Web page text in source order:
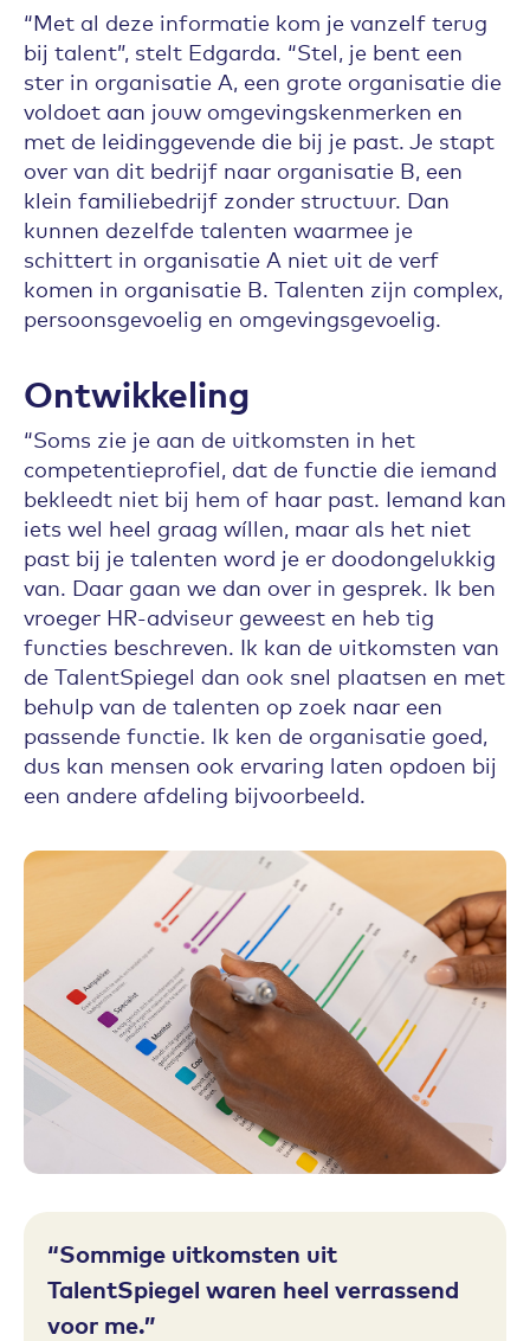
“Met al deze informatie kom je vanzelf terug
bij talent”, stelt Edgarda. “Stel, je bent een
ster in organisatie A, een grote organisatie die
voldoet aan jouw omgevingskenmerken en
met de leidinggevende die bij je past. Je stapt
over van dit bedrijf naar organisatie B, een
klein familiebedrijf zonder structuur. Dan
kunnen dezelfde talenten waarmee je
schittert in organisatie A niet uit de verf
komen in organisatie B. Talenten zijn complex,
persoonsgevoelig en omgevingsgevoelig.
Ontwikkeling
“Soms zie je aan de uitkomsten in het
competentieprofiel, dat de functie die iemand
bekleedt niet bij hem of haar past. Iemand kan
iets wel heel graag wíllen, maar als het niet
past bij je talenten word je er doodongelukkig
van. Daar gaan we dan over in gesprek. Ik ben
vroeger HR-adviseur geweest en heb tig
functies beschreven. Ik kan de uitkomsten van
de TalentSpiegel dan ook snel plaatsen en met
behulp van de talenten op zoek naar een
passende functie. Ik ken de organisatie goed,
dus kan mensen ook ervaring laten opdoen bij
een andere afdeling bijvoorbeeld.
Sommige uitkomsten uit
TalentSpiegel waren heel verrassend
voor me.